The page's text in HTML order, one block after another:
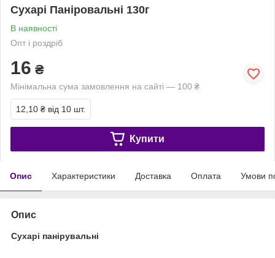
Сухарі Паніровальні 130г
В наявності
Опт і роздріб
16 ₴
Мінімальна сума замовлення на сайті — 100 ₴
12,10 ₴ від 10 шт.
Купити
Опис Характеристики Доставка Оплата Умови
Опис
Сухарі панірувальні